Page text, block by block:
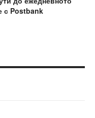
с Postbank